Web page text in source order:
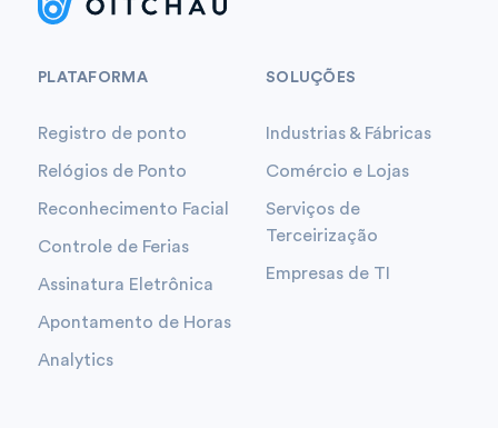
PLATAFORMA
Registro de ponto
Relógios de Ponto
Reconhecimento Facial
Controle de Ferias
Assinatura Eletrônica
Apontamento de Horas
Analytics
SOLUÇÕES
Industrias & Fábricas
Comércio e Lojas
Serviços de
Terceirização
Empresas de TI